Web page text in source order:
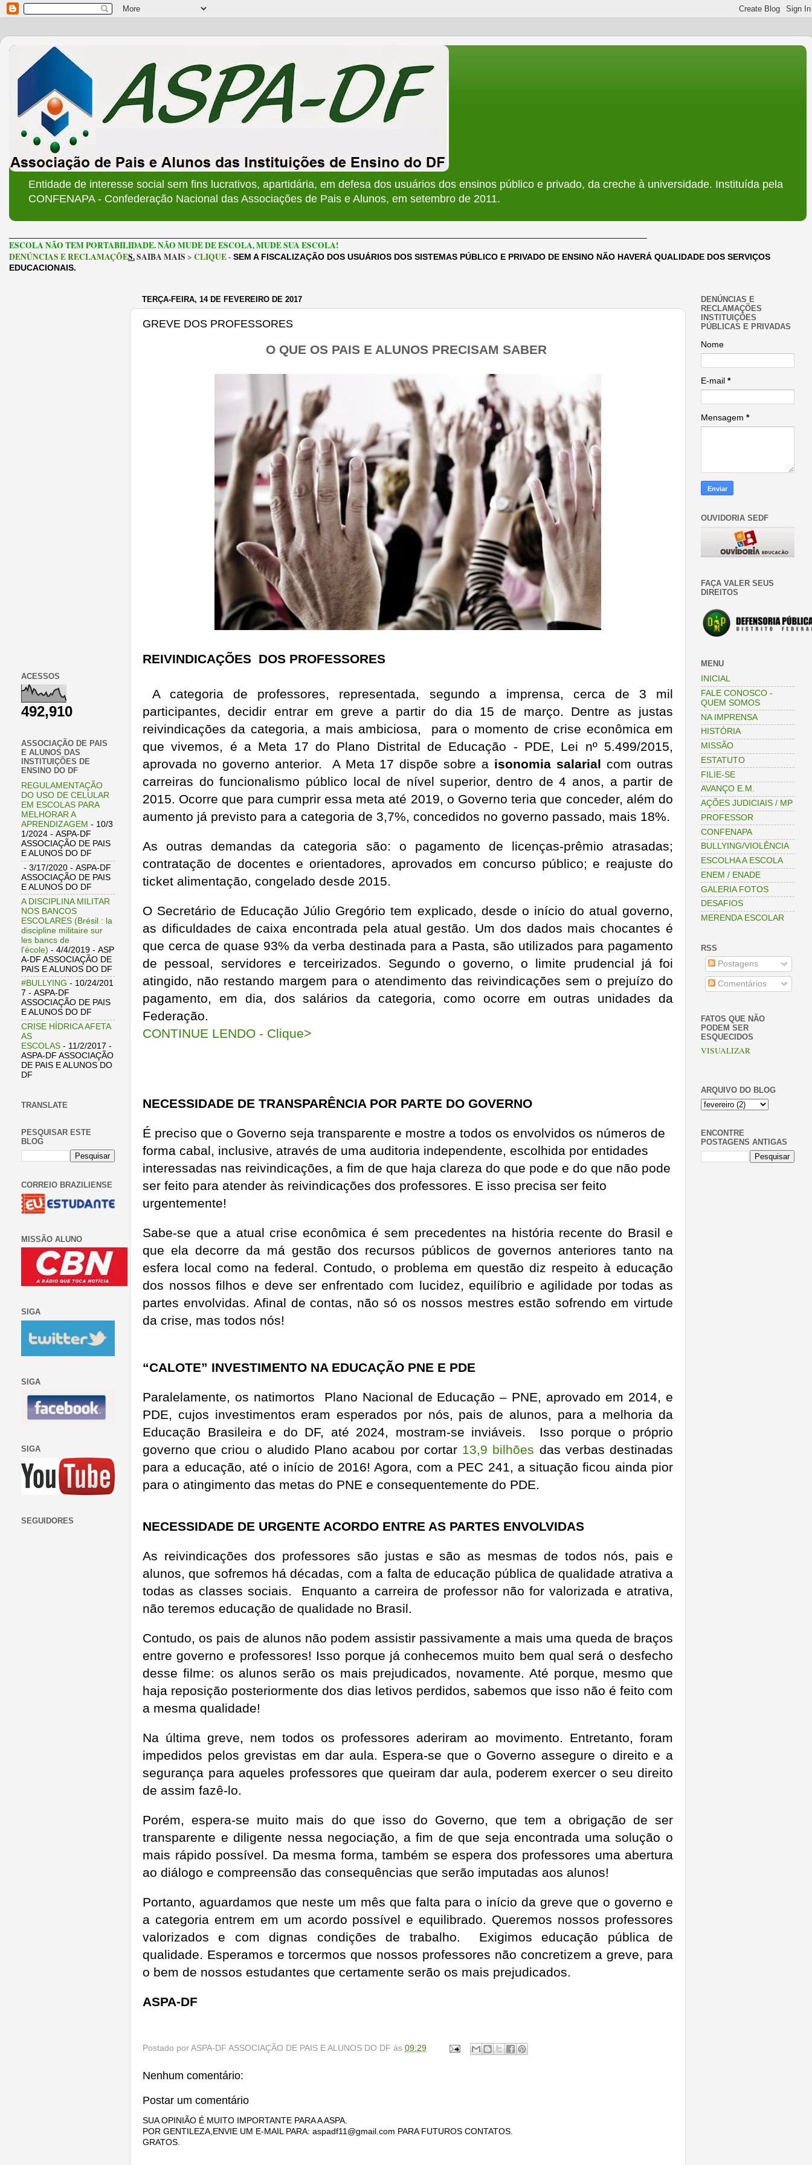
Entidade de interesse social sem fins lucrativos, apartidária, em defesa dos usuários dos ensinos público e privado, da creche à universidade. Instituída pela
CONFENAPA - Confederação Nacional das Associações de Pais e Alunos, em setembro de 2011.
ESCOLA NÃO TEM PORTABILIDADE. NÃO MUDE DE ESCOLA, MUDE SUA ESCOLA!
DENÚNCIAS E RECLAMAÇÕES.SAIBA MAIS > CLIQUE- SEM A FISCALIZAÇÃO DOS USUÁRIOS DOS SISTEMAS PÚBLICO E PRIVADO DE ENSINO NÃO HAVERÁ QUALIDADE DOS SERVIÇOS
EDUCACIONAIS.
TERÇA-FEIRA, 14 DE FEVEREIRO DE 2017
GREVE DOS PROFESSORES
O QUE OS PAIS E ALUNOS PRECISAM SABER
REIVINDICAÇÕES DOS PROFESSORES
A categoria de professores, representada, segundo a imprensa, cerca de 3 mil
participantes, decidir entrar em greve a partir do dia 15 de março. Dentre as justas
reivindicações da categoria, a mais ambiciosa, para o momento de crise econômica em
que vivemos, é a Meta 17 do Plano Distrital de Educação - PDE, Lei nº 5.499/2015,
aprovada no governo anterior. A Meta 17 dispõe sobre a isonomia salarial com outras
carreiras do funcionalismo público local de nível superior, dentro de 4 anos, a partir de
2015. Ocorre que para cumprir essa meta até 2019, o Governo teria que conceder, além do
aumento já previsto para a categoria de 3,7%, concedidos no governo passado, mais 18%.
As outras demandas da categoria são: o pagamento de licenças-prêmio atrasadas;
contratação de docentes e orientadores, aprovados em concurso público; e reajuste do
ticket alimentação, congelado desde 2015.
O Secretário de Educação Júlio Gregório tem explicado, desde o início do atual governo,
as dificuldades de caixa encontrada pela atual gestão. Um dos dados mais chocantes é
que cerca de quase 93% da verba destinada para a Pasta, são utilizados para pagamento
de pessoal, servidores e terceirizados. Segundo o governo, o limite prudencial já foi
atingido, não restando margem para o atendimento das reivindicações sem o prejuízo do
pagamento, em dia, dos salários da categoria, como ocorre em outras unidades da
Federação.
CONTINUE LENDO - Clique>
NECESSIDADE DE TRANSPARÊNCIA POR PARTE DO GOVERNO
É preciso que o Governo seja transparente e mostre a todos os envolvidos os números de
forma cabal, inclusive, através de uma auditoria independente, escolhida por entidades
interessadas nas reivindicações, a fim de que haja clareza do que pode e do que não pode
ser feito para atender às reivindicações dos professores. E isso precisa ser feito
urgentemente!
Sabe-se que a atual crise econômica é sem precedentes na história recente do Brasil e
que ela decorre da má gestão dos recursos públicos de governos anteriores tanto na
esfera local como na federal. Contudo, o problema em questão diz respeito à educação
dos nossos filhos e deve ser enfrentado com lucidez, equilíbrio e agilidade por todas as
partes envolvidas. Afinal de contas, não só os nossos mestres estão sofrendo em virtude
da crise, mas todos nós!
“CALOTE” INVESTIMENTO NA EDUCAÇÃO PNE E PDE
Paralelamente, os natimortos Plano Nacional de Educação – PNE, aprovado em 2014, e
PDE, cujos investimentos eram esperados por nós, pais de alunos, para a melhoria da
Educação Brasileira e do DF, até 2024, mostram-se inviáveis. Isso porque o próprio
governo que criou o aludido Plano acabou por cortar 13,9 bilhões das verbas destinadas
para a educação, até o início de 2016! Agora, com a PEC 241, a situação ficou ainda pior
para o atingimento das metas do PNE e consequentemente do PDE.
NECESSIDADE DE URGENTE ACORDO ENTRE AS PARTES ENVOLVIDAS
As reivindicações dos professores são justas e são as mesmas de todos nós, pais e
alunos, que sofremos há décadas, com a falta de educação pública de qualidade atrativa a
todas as classes sociais. Enquanto a carreira de professor não for valorizada e atrativa,
não teremos educação de qualidade no Brasil.
Contudo, os pais de alunos não podem assistir passivamente a mais uma queda de braços
entre governo e professores! Isso porque já conhecemos muito bem qual será o desfecho
desse filme: os alunos serão os mais prejudicados, novamente. Até porque, mesmo que
haja reposição posteriormente dos dias letivos perdidos, sabemos que isso não é feito com
a mesma qualidade!
Na última greve, nem todos os professores aderiram ao movimento. Entretanto, foram
impedidos pelos grevistas em dar aula. Espera-se que o Governo assegure o direito e a
segurança para aqueles professores que queiram dar aula, poderem exercer o seu direito
de assim fazê-lo.
Porém, espera-se muito mais do que isso do Governo, que tem a obrigação de ser
transparente e diligente nessa negociação, a fim de que seja encontrada uma solução o
mais rápido possível. Da mesma forma, também se espera dos professores uma abertura
ao diálogo e compreensão das consequências que serão imputadas aos alunos!
Portanto, aguardamos que neste um mês que falta para o início da greve que o governo e
a categoria entrem em um acordo possível e equilibrado. Queremos nossos professores
valorizados e com dignas condições de trabalho. Exigimos educação pública de
qualidade. Esperamos e torcermos que nossos professores não concretizem a greve, para
o bem de nossos estudantes que certamente serão os mais prejudicados.
ASPA-DF
Postado por ASPA-DF ASSOCIAÇÃO DE PAIS E ALUNOS DO DF às 09:29
Nenhum comentário:
Postar um comentário
SUA OPINIÃO É MUITO IMPORTANTE PARA A ASPA.
POR GENTILEZA,ENVIE UM E-MAIL PARA: aspadf11@gmail.com PARA FUTUROS CONTATOS.
GRATOS.
ACESSOS
492,910
ASSOCIAÇÃO DE PAIS
E ALUNOS DAS
INSTITUIÇÕES DE
ENSINO DO DF
REGULAMENTAÇÃO
DO USO DE CELULAR
EM ESCOLAS PARA
MELHORAR A
APRENDIZAGEM - 10/3
1/2024 - ASPA-DF
ASSOCIAÇÃO DE PAIS
E ALUNOS DO DF
- 3/17/2020 - ASPA-DF
ASSOCIAÇÃO DE PAIS
E ALUNOS DO DF
A DISCIPLINA MILITAR
NOS BANCOS
ESCOLARES (Brésil : la
discipline militaire sur
les bancs de
l'école) - 4/4/2019 - ASP
A-DF ASSOCIAÇÃO DE
PAIS E ALUNOS DO DF
#BULLYING - 10/24/201
7 - ASPA-DF
ASSOCIAÇÃO DE PAIS
E ALUNOS DO DF
CRISE HÍDRICA AFETA
AS
ESCOLAS - 11/2/2017 -
ASPA-DF ASSOCIAÇÃO
DE PAIS E ALUNOS DO
DF
TRANSLATE
PESQUISAR ESTE
BLOG
CORREIO BRAZILIENSE
MISSÃO ALUNO
SIGA
SIGA
SIGA
SEGUIDORES
DENÚNCIAS E
RECLAMAÇÕES
INSTITUIÇÕES
PÚBLICAS E PRIVADAS
Nome
E-mail *
Mensagem *
OUVIDORIA SEDF
FAÇA VALER SEUS
DIREITOS
MENU
INICIAL
FALE CONOSCO -
QUEM SOMOS
NA IMPRENSA
HISTÓRIA
MISSÃO
ESTATUTO
FILIE-SE
AVANÇO E.M.
AÇÕES JUDICIAIS / MP
PROFESSOR
CONFENAPA
BULLYING/VIOLÊNCIA
ESCOLHA A ESCOLA
ENEM / ENADE
GALERIA FOTOS
DESAFIOS
MERENDA ESCOLAR
RSS
Postagens
Comentários
FATOS QUE NÃO
PODEM SER
ESQUECIDOS
VISUALIZAR
ARQUIVO DO BLOG
ENCONTRE
POSTAGENS ANTIGAS